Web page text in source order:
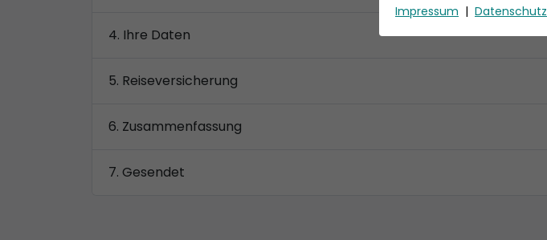
Ihre Daten
Reiseversicherung
Zusammenfassung
Gesendet
Impressum | Datenschutz